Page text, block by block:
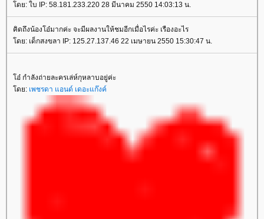
โดย: ใบ IP: 58.181.233.220 28 มีนาคม 2550 14:03:13 น.
คิดถึงน้องโอ๋มากค่ะ จะมีผลงานให้ชมอีกเมื่อไรค่ะ เรืองอะไร
โดย: เด็กสงขลา IP: 125.27.137.46 22 เมษายน 2550 15:30:47 น.
โอ๋ กำลังถ่ายละครเล่ห์กุหลาบอยู่ค่ะ
โดย: เพชรดา แอนด์ เดอะแก๊งค์